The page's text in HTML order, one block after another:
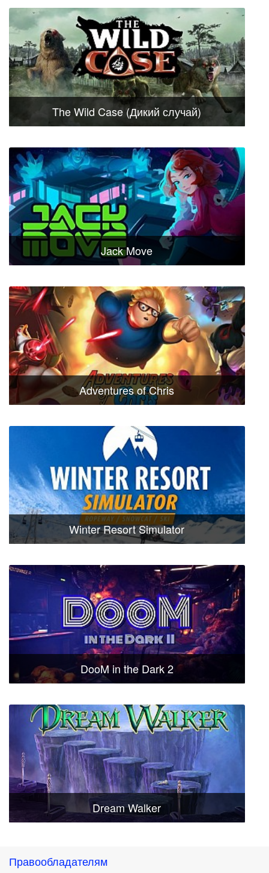
The Wild Case (Дикий случай)
Jack Move
Adventures of Chris
Winter Resort Simulator
DooM in the Dark 2
Dream Walker
Правообладателям